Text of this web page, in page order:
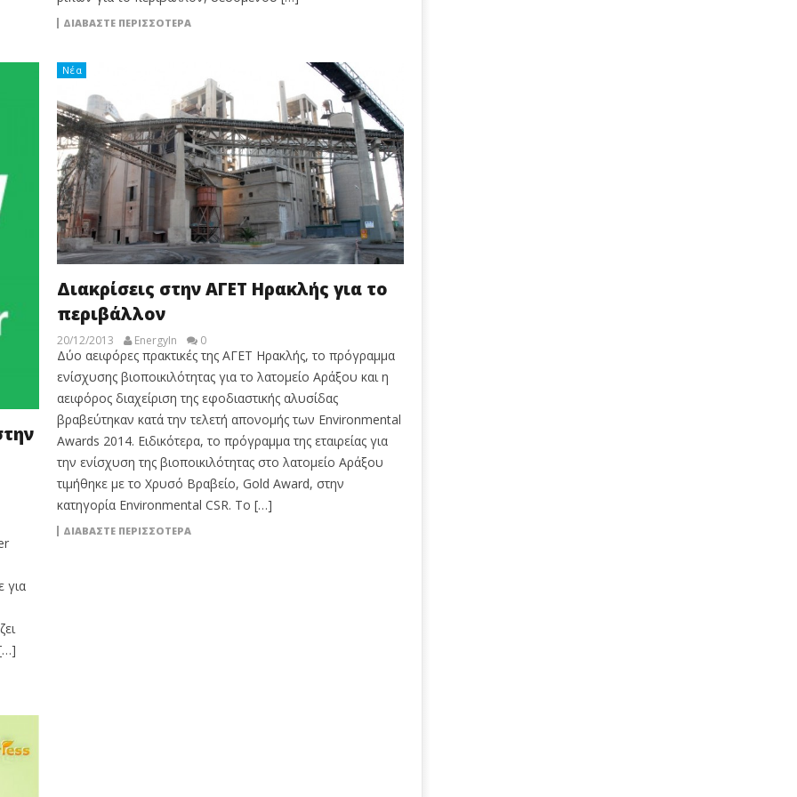
ΔΙΑΒΆΣΤΕ ΠΕΡΙΣΣΌΤΕΡΑ
για
Νέα
Διακρίσεις στην ΑΓΕΤ Ηρακλής για το
περιβάλλον
20/12/2013 EnergyIn 0
Δύο αειφόρες πρακτικές της ΑΓΕΤ Ηρακλής, το πρόγραμμα
ενίσχυσης βιοποικιλότητας για το λατομείο Αράξου και η
αειφόρος διαχείριση της εφοδιαστικής αλυσίδας
βραβεύτηκαν κατά την τελετή απονομής των Environmental
Awards 2014. Ειδικότερα, το πρόγραμμα της εταιρείας για
την ενίσχυση της βιοποικιλότητας στο λατομείο Αράξου
τιμήθηκε με το Χρυσό Βραβείο, Gold Award, στην
κατηγορία Environmental CSR. Το […]
ΔΙΑΒΆΣΤΕ ΠΕΡΙΣΣΌΤΕΡΑ